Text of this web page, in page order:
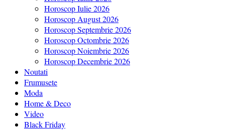
Horoscop Iulie 2026
Horoscop August 2026
Horoscop Septembrie 2026
Horoscop Octombrie 2026
Horoscop Noiembrie 2026
Horoscop Decembrie 2026
Noutati
Frumusete
Moda
Home & Deco
Video
Black Friday